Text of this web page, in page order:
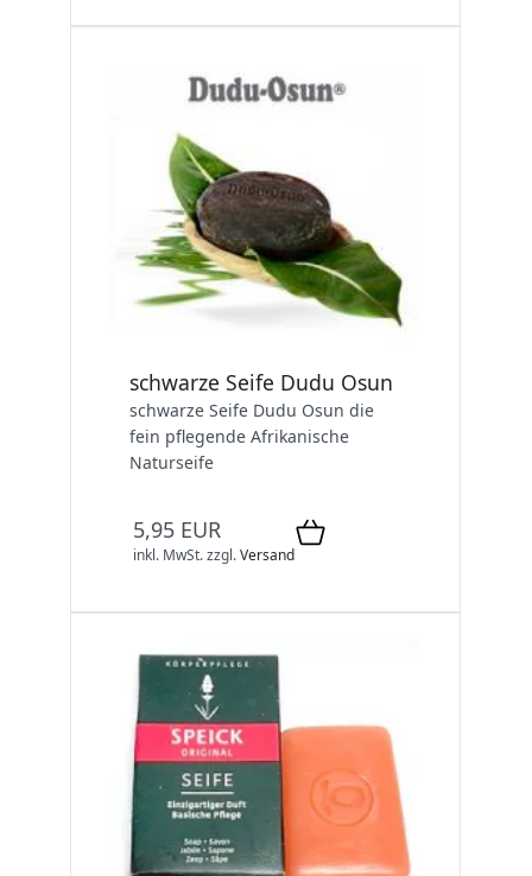
schwarze Seife Dudu Osun
schwarze Seife Dudu Osun die
fein pflegende Afrikanische
Naturseife
5,95 EUR
inkl. MwSt.zzgl.Versand